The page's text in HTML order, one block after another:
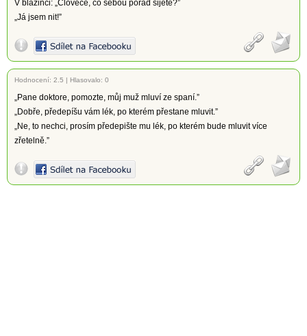
V blázinci: „Člověče, co sebou pořád šijete?”
„Já jsem nit!”
Hodnocení: 2.5 | Hlasovalo: 0
„Pane doktore, pomozte, můj muž mluví ze spaní.”
„Dobře, předepíšu vám lék, po kterém přestane mluvit.”
„Ne, to nechci, prosím předepište mu lék, po kterém bude mluvit více
zřetelně.”